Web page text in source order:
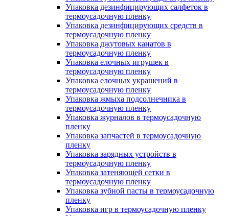
Упаковка дезинфицирующих салфеток в
термоусадочную пленку
Упаковка дезинфицирующих средств в
термоусадочную пленку
Упаковка джутовых канатов в
термоусадочную пленку
Упаковка елочных игрушек в
термоусадочную пленку
Упаковка елочных украшений в
термоусадочную пленку
Упаковка жмыха подсолнечника в
термоусадочную пленку
Упаковка журналов в термоусадочную
пленку
Упаковка запчастей в термоусадочную
пленку
Упаковка зарядных устройств в
термоусадочную пленку
Упаковка затеняющей сетки в
термоусадочную пленку
Упаковка зубной пасты в термоусадочную
пленку
Упаковка игр в термоусадочную пленку